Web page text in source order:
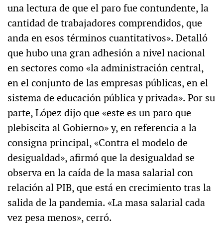
una lectura de que el paro fue contundente, la
cantidad de trabajadores comprendidos, que
anda en esos términos cuantitativos». Detalló
que hubo una gran adhesión a nivel nacional
en sectores como «la administración central,
en el conjunto de las empresas públicas, en el
sistema de educación pública y privada». Por su
parte, López dijo que «este es un paro que
plebiscita al Gobierno» y, en referencia a la
consigna principal, «Contra el modelo de
desigualdad», afirmó que la desigualdad se
observa en la caída de la masa salarial con
relación al PIB, que está en crecimiento tras la
salida de la pandemia. «La masa salarial cada
vez pesa menos», cerró.